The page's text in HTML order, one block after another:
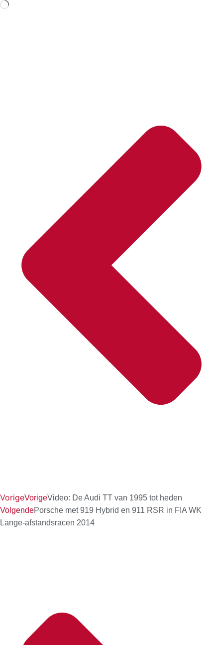
Aan
VorigeVorigeVideo: De Audi TT van 1995 tot heden
VolgendePorsche met 919 Hybrid en 911 RSR in FIA WK
Lange-afstandsracen 2014